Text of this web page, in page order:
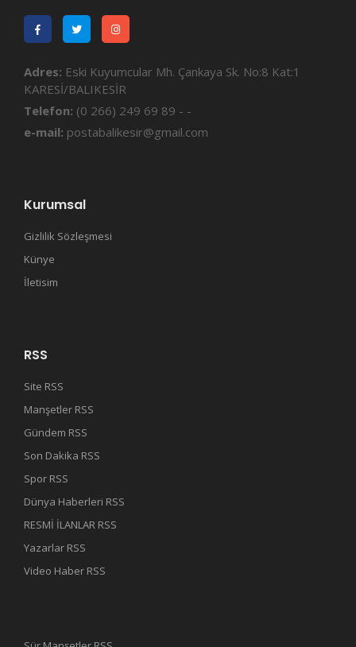
Adres: Eski Kuyumcular Mh. Çankaya Sk. No:8 Kat:1
KARESİ/BALIKESİR
Telefon: (0 266) 249 69 89 - -
e-mail: postabalikesir@gmail.com
Kurumsal
Gizlilik Sözleşmesi
Künye
İletisim
RSS
Site RSS
Manşetler RSS
Gündem RSS
Son Dakika RSS
Spor RSS
Dünya Haberleri RSS
RESMİ İLANLAR RSS
Yazarlar RSS
Video Haber RSS